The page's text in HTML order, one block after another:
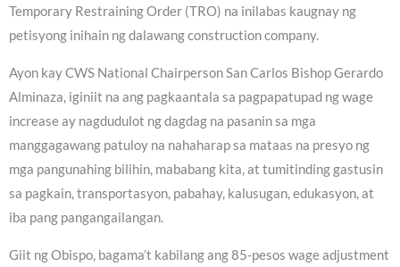
Temporary Restraining Order (TRO) na inilabas kaugnay ng
petisyong inihain ng dalawang construction company.
Ayon kay CWS National Chairperson San Carlos Bishop Gerardo
Alminaza, iginiit na ang pagkaantala sa pagpapatupad ng wage
increase ay nagdudulot ng dagdag na pasanin sa mga
manggagawang patuloy na nahaharap sa mataas na presyo ng
mga pangunahing bilihin, mababang kita, at tumitinding gastusin
sa pagkain, transportasyon, pabahay, kalusugan, edukasyon, at
iba pang pangangailangan.
Giit ng Obispo, bagama’t kabilang ang 85-pesos wage adjustment